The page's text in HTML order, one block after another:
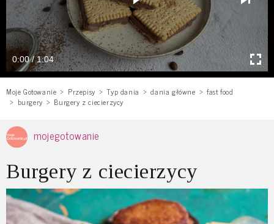
0:00 / 1:04
Moje Gotowanie Przepisy Typ dania dania główne
fast food
burgery
Burgery z ciecierzycy
mojegotowanie
Burgery z ciecierzycy